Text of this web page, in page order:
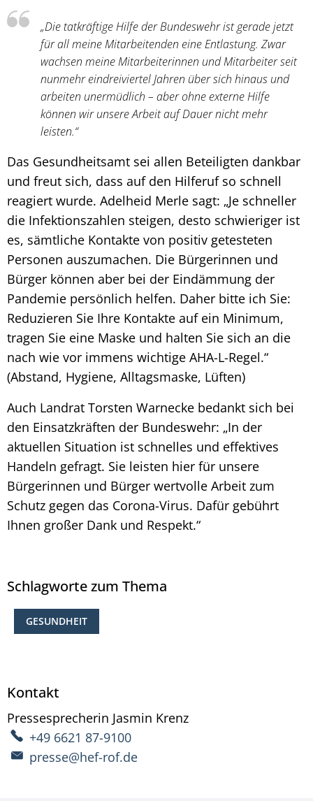
„Die tatkräftige Hilfe der Bundeswehr ist gerade jetzt
für all meine Mitarbeitenden eine Entlastung. Zwar
wachsen meine Mitarbeiterinnen und Mitarbeiter seit
nunmehr eindreiviertel Jahren über sich hinaus und
arbeiten unermüdlich – aber ohne externe Hilfe
können wir unsere Arbeit auf Dauer nicht mehr
leisten.“
Das Gesundheitsamt sei allen Beteiligten dankbar
und freut sich, dass auf den Hilferuf so schnell
reagiert wurde. Adelheid Merle sagt: „Je schneller
die Infektionszahlen steigen, desto schwieriger ist
es, sämtliche Kontakte von positiv getesteten
Personen auszumachen. Die Bürgerinnen und
Bürger können aber bei der Eindämmung der
Pandemie persönlich helfen. Daher bitte ich Sie:
Reduzieren Sie Ihre Kontakte auf ein Minimum,
tragen Sie eine Maske und halten Sie sich an die
nach wie vor immens wichtige AHA-L-Regel.“
(Abstand, Hygiene, Alltagsmaske, Lüften)
Auch Landrat Torsten Warnecke bedankt sich bei
den Einsatzkräften der Bundeswehr: „In der
aktuellen Situation ist schnelles und effektives
Handeln gefragt. Sie leisten hier für unsere
Bürgerinnen und Bürger wertvolle Arbeit zum
Schutz gegen das Corona-Virus. Dafür gebührt
Ihnen großer Dank und Respekt.“
Schlagworte zum Thema
GESUNDHEIT
Kontakt
Pressesprecherin Jasmin Krenz
+49 6621 87-9100
presse@hef-rof.de